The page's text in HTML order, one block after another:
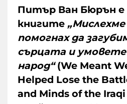
Питър Ван Бюрън е
книгите
помогнах да
сърцата и умовете
народ“(We Meant
Helped Lose the
and Minds of the